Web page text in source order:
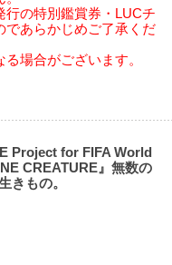
行の特別鑑賞券・LUCチ
であらかじめご了承くだ
場合がございます。
Project for FIFA World
CREATURE』無数の
きもの。